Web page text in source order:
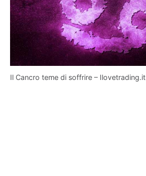
Il Cancro teme di soffrire – Ilovetrading.it